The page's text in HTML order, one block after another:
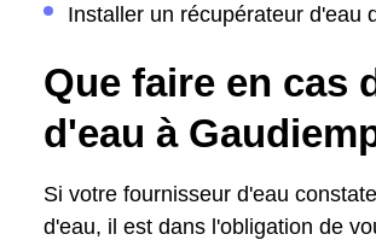
Installer un récupérateur d'eau
Que faire en cas
d'eau à
Si votre fournisseur d'eau
d'eau, il est dans l'obligation de